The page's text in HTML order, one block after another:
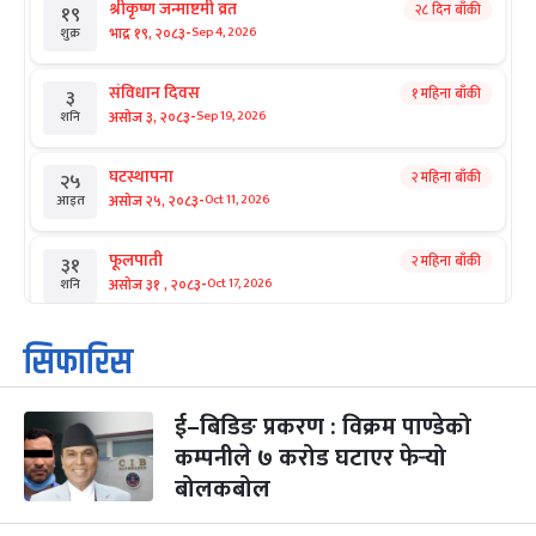
१९
शुक्र
श्रीकृष्ण जन्माष्टमी व्रत
भाद्र १९, २०८३-Sep 4, 2026
२८ दिन बाँकी
३
शनि
संविधान दिवस
असोज ३, २०८३-Sep 19, 2026
१ महिना बाँकी
२५
आइत
घटस्थापना
असोज २५, २०८३-Oct 11, 2026
२ महिना बाँकी
३१
शनि
फूलपाती
असोज ३१ , २०८३-Oct 17, 2026
२ महिना बाँकी
१
आइत
कार्तिक सङ्क्रान्ति
कार्तिक १, २०८३
३
मंगल
महानवमी
कार्तिक ३, २०८३-Oct 20, 2026
२ महिना बाँकी
४
सिफारिस
ई–बिडिङ प्रकरण : विक्रम पाण्डेको
कम्पनीले ७ करोड घटाएर फेर्‍यो
बोलकबोल